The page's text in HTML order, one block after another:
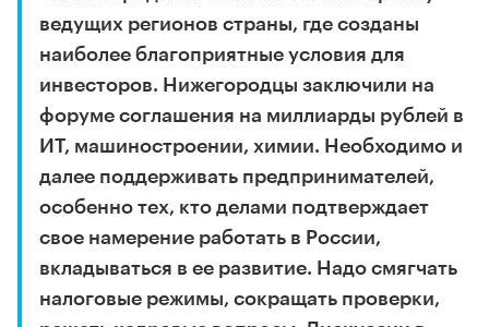
ведущих регионов страны, где созданы
наиболее благоприятные условия для
инвесторов. Нижегородцы заключили на
форуме соглашения на миллиарды рублей в
ИТ, машиностроении, химии. Необходимо и
далее поддерживать предпринимателей,
особенно тех, кто делами подтверждает
свое намерение работать в России,
вкладываться в ее развитие. Надо смягчать
налоговые режимы, сокращать проверки,